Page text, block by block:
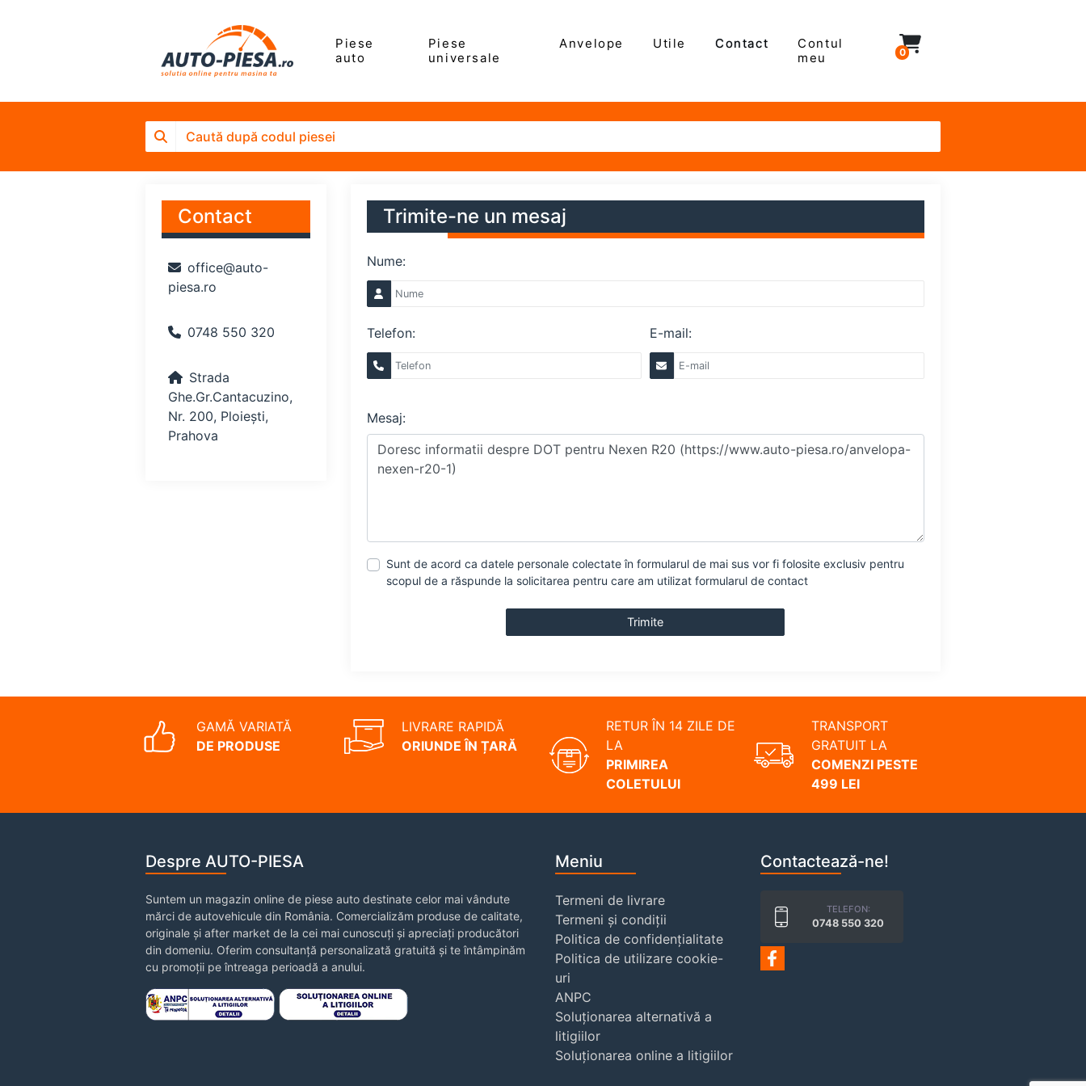
Piese
auto
Piese
universale
Anvelope Utile Contact (curenta)
Contul
meu
0
Contact
office@auto-
piesa.ro
0748 550 320
Strada
Ghe.Gr.Cantacuzino,
Nr. 200, Ploiești,
Prahova
Trimite-ne un mesaj
Nume:
Telefon: E-mail:
Mesaj:
Sunt de acord ca datele personale colectate în formularul de mai sus vor fi folosite exclusiv pentru
scopul de a răspunde la solicitarea pentru care am utilizat formularul de contact
Trimite
GAMĂ VARIATĂ
DE PRODUSE
LIVRARE RAPIDĂ
ORIUNDE ÎN ȚARĂ
RETUR ÎN 14 ZILE DE
LA
PRIMIREA
COLETULUI
TRANSPORT
GRATUIT LA
COMENZI PESTE
499 LEI
Despre AUTO-PIESA
Suntem un magazin online de piese auto destinate celor mai vândute
mărci de autovehicule din România. Comercializăm produse de calitate,
originale și after market de la cei mai cunoscuți și apreciați producători
din domeniu. Oferim consultanță personalizată gratuită și te întâmpinăm
cu promoții pe întreaga perioadă a anului.
Meniu
Termeni de livrare
Termeni și condiții
Politica de confidențialitate
Politica de utilizare cookie-
uri
ANPC
Soluționarea alternativă a
litigiilor
Soluționarea online a litigiilor
Contactează-ne!
TELEFON:
0748 550 320